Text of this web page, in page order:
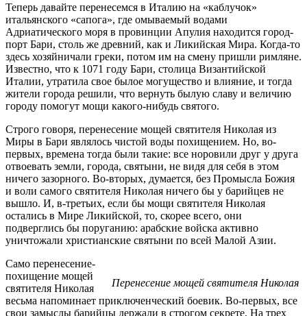
Теперь давайте перенесемся в Италию на «каблучок»
итальянского «сапога», где омываемый водами
Адриатического моря в провинции Апулия находится город-
порт Бари, столь же древний, как и Ликийская Мира. Когда-то
здесь хозяйничали греки, потом им на смену пришли римляне.
Известно, что к 1071 году Бари, столица Византийской
Италии, утратила свое былое могущество и влияние, и тогда
жители города решили, что вернуть былую славу и величию
городу помогут мощи какого-нибудь святого.
Строго говоря, перенесение мощей святителя Николая из
Миры в Бари являлось чистой воды похищением. Но, во-
первых, времена тогда были такие: все норовили друг у друга
отвоевать земли, города, святыни, не видя для себя в этом
ничего зазорного. Во-вторых, думается, без Промысла Божия
и воли самого святителя Николая ничего бы у барийцев не
вышло. И, в-третьих, если бы мощи святителя Николая
остались в Мире Ликийской, то, скорее всего, они
подверглись бы поруганию: арабские войска активно
уничтожали христианские святыни по всей Малой Азии.
Перенесение мощей святителя Николая
Само перенесение-
похищение мощей
святителя Николая
весьма напоминает приключенческий боевик. Во-первых, все
свои замыслы барийцы держали в строгом секрете. На трех